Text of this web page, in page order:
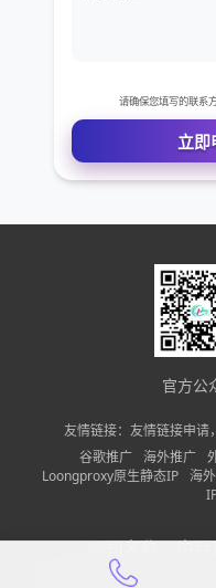
免
您的姓名
请确保您填写的
官方公
友情链接：友情链接申请
谷歌推广
海外推广
Loongproxy原生静态IP 海
公司名称：中
备案信息：粤ICP备